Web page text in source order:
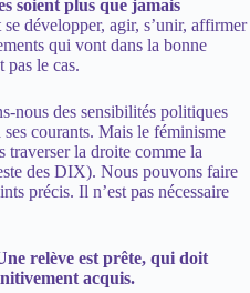
soient plus que jamais
développer, agir, s’unir, affirmer
qui vont dans la bonne
pas le cas.
des sensibilités politiques
courants. Mais le féminisme
traverser la droite comme la
des DIX). Nous pouvons faire
précis. Il n’est pas nécessaire
relève est prête, qui doit
acquis.